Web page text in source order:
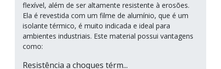
flexível, além de ser altamente resistente à erosões.
Ela é revestida com um filme de alumínio, que é um
isolante térmico, é muito indicada e ideal para
ambientes industriais. Este material possui vantagens
como:
Resistência a choques térm...